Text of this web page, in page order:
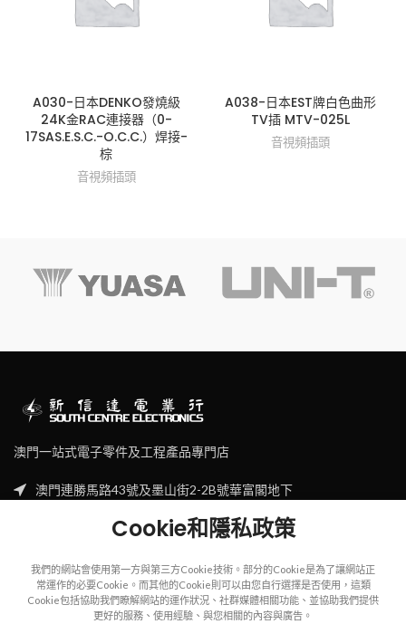
A030-日本DENKO發燒級
24K金RAC連接器（0-
17SAS.E.S.C.-O.C.C.）焊接-
棕
音視頻插頭
A038-日本EST牌白色曲形
TV插 MTV-025L
音視頻插頭
澳門一站式電子零件及工程產品專門店
澳門連勝馬路43號及墨山街2-2B號華富閣地下
Cookie和隱私政策
我們的網站會使用第一方與第三方Cookie技術。部分的Cookie是為了讓網站正
常運作的必要Cookie。而其他的Cookie則可以由您自行選擇是否使用，這類
Cookie包括協助我們瞭解網站的運作狀況、社群媒體相關功能、並協助我們提供
更好的服務、使用經驗、與您相關的內容與廣告。